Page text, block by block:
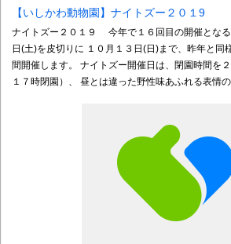
【いしかわ動物園】ナイトズー２０１9
ナイトズー２０１９ 今年で１６回目の開催となる
日(土)を皮切りに １０月１３日(日)まで、昨年と同
間開催します。 ナイトズー開催日は、閉園時間を
１７時閉園）、 昼とは違った野性味あふれる表情